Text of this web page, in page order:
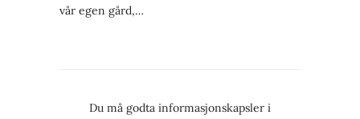
vår egen gård,…
Du må godta informasjonskapsler i